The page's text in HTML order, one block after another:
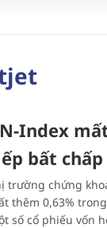
Index
bất
trường chứng
thêm 0,63%
số cổ phiếu vốn